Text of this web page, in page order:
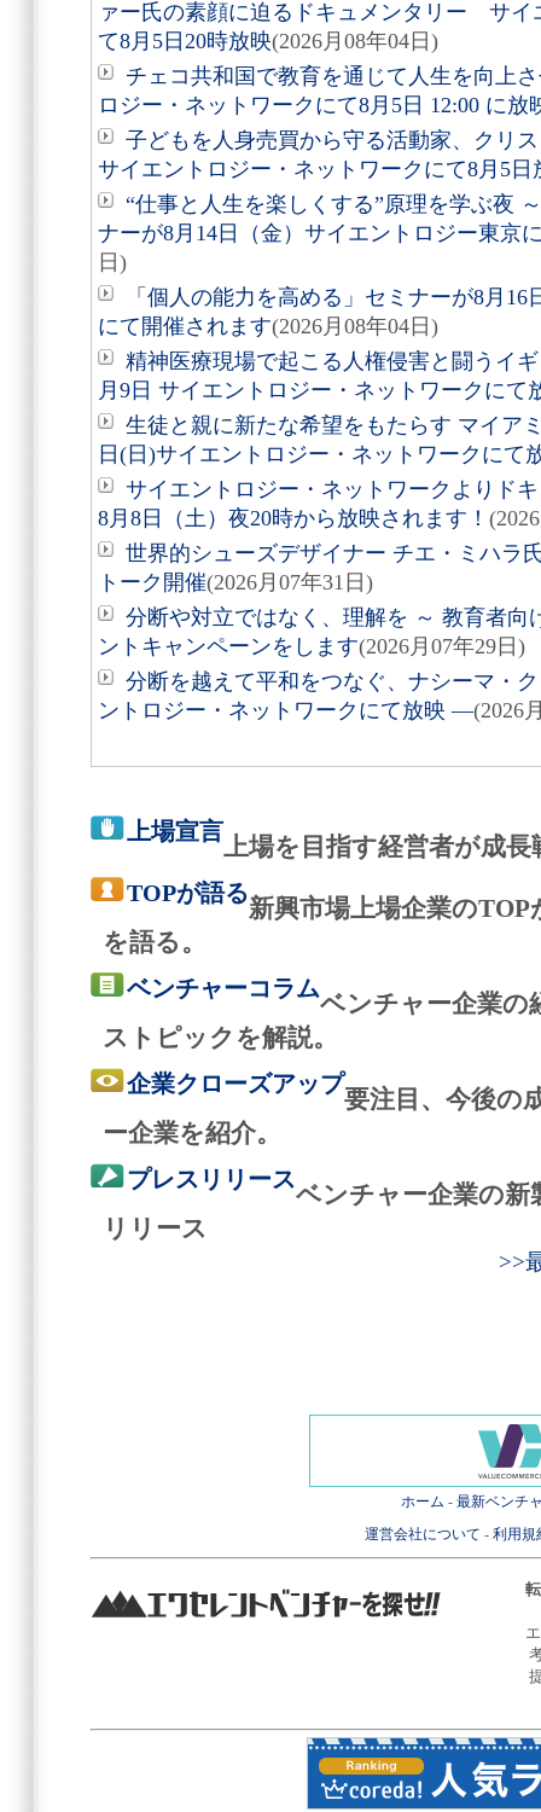
ァー氏の素顔に迫るドキュメンタリー サイ
て8月5日20時放映(2026月08年04日)
チェコ共和国で教育を通じて人生を向上
ロジー・ネットワークにて8月5日 12:00 に放
子どもを人身売買から守る活動家、クリ
サイエントロジー・ネットワークにて8月5
“仕事と人生を楽しくする”原理を学ぶ夜
ナーが8月14日（金）サイエントロジー東京
日)
「個人の能力を高める」セミナーが8月
にて開催されます(2026月08年04日)
精神医療現場で起こる人権侵害と闘うイ
月9日 サイエントロジー・ネットワークにて
生徒と親に新たな希望をもたらす マイア
日(日)サイエントロジー・ネットワークにて
サイエントロジー・ネットワークよりド
8月8日（土）夜20時から放映されます！
世界的シューズデザイナー チエ・ミハラ
トーク開催(2026月07年31日)
分断や対立ではなく、理解を ～ 教育者向
ントキャンペーンをします(2026月07年29日)
分断を越えて平和をつなぐ、ナシーマ・
ントロジー・ネットワークにて放映 ―(2026
上場宣言
上場を目指す経営者が成
TOPが語る
新興市場上場企業の
を語る。
ベンチャーコラム
ベンチャー企業の
ストピックを解説。
企業クローズアップ
要注目、今後の
ー企業を紹介。
プレスリリース
ベンチャー企業の新
リリース
>>
ホーム - 最新ベンチ
運営会社について - 利用規